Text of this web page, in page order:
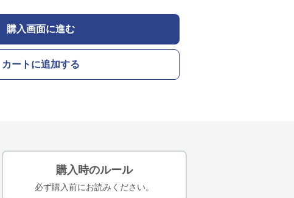
購入画面に進む
カートに追加する
購入時のルール
必ず購入前にお読みください。